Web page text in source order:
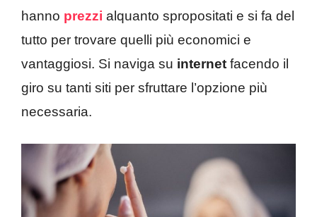
hanno prezzi alquanto spropositati e si fa del
tutto per trovare quelli più economici e
vantaggiosi. Si naviga su internet facendo il
giro su tanti siti per sfruttare l’opzione più
necessaria.